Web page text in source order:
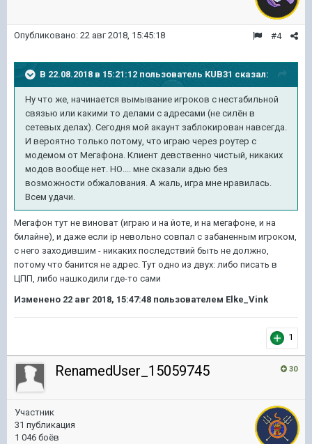
#4
Опубликовано: 22 авг 2018, 15:45:18
В 22.08.2018 в 15:21:12 пользователь KUB31 сказал:
Ну что же, начинается вымывание игроков с нестабильной
связью или какими то делами с адресами (не силён в
сетевых делах). Сегодня мой акаунт заблокирован навсегда.
И вероятно только потому, что играю через роутер с
модемом от Мегафона. Клиент девственно чистый, никаких
модов вообще нет. НО.... мне сказали адью без
возможности обжалования. А жаль, игра мне нравилась.
Всем удачи.
Мегафон тут не виноват (играю и на йоте, и на мегафоне, и на
билайне), и даже если ip невольно совпал с забаненным игроком,
с него заходившим - никаких последствий быть не должно,
потому что банится не адрес. Тут одно из двух: либо писать в
ЦПП, либо нашкодили где-то сами
Изменено 22 авг 2018, 15:47:48 пользователем Elke_Vink
1
30
RenamedUser_15059745
Участник
31 публикация
1 046 боёв